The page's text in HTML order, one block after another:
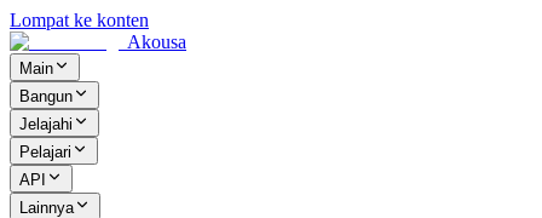
Lompat ke konten
Akousa
Main
Bangun
Jelajahi
Pelajari
API
Lainnya